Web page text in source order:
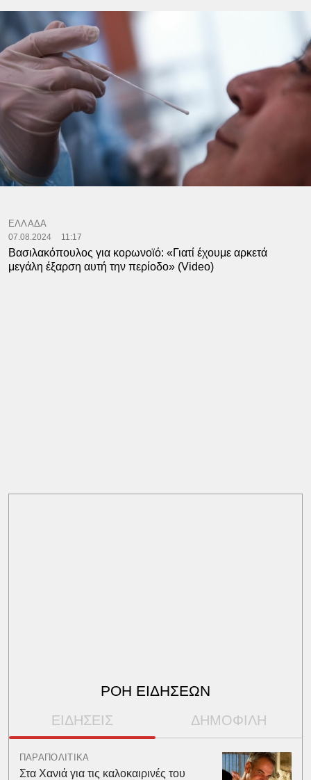
ΕΛΛΑΔΑ
07.08.2024 11:17
Βασιλακόπουλος για κορωνοϊό: «Γιατί έχουμε αρκετά
μεγάλη έξαρση αυτή την περίοδο» (Video)
ΡΟΗ ΕΙΔΗΣΕΩΝ
ΕΙΔΗΣΕΙΣ ΔΗΜΟΦΙΛΗ
ΠΑΡΑΠΟΛΙΤΙΚΑ
Στα Χανιά για τις καλοκαιρινές του